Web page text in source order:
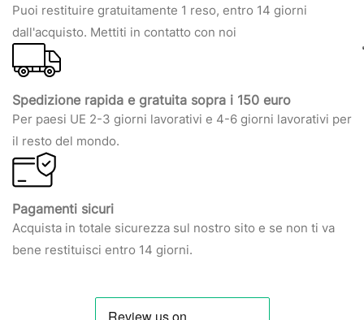
Puoi restituire gratuitamente 1 reso, entro 14 giorni
dall'acquisto. Mettiti in contatto con noi
Spedizione rapida e gratuita sopra i 150 euro
Per paesi UE 2-3 giorni lavorativi e 4-6 giorni lavorativi per
il resto del mondo.
Pagamenti sicuri
Acquista in totale sicurezza sul nostro sito e se non ti va
bene restituisci entro 14 giorni.